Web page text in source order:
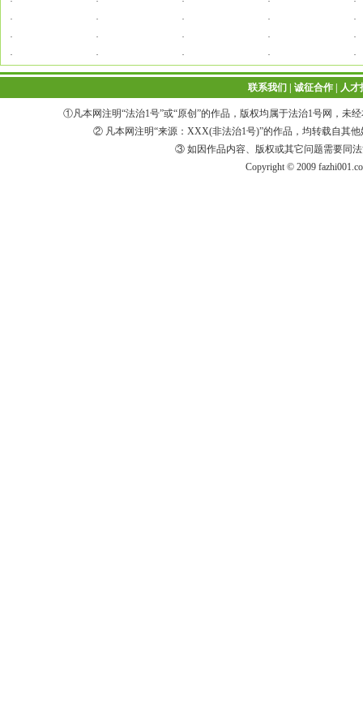
·
· · ·
·
·
· · ·
·
·
· · · ·
联系我们 诚征合作 人才
①凡本网注明“法治1号”或“原创”的作品，版权均属于法治1号网，未
② 凡本网注明“来源：XXX(非法治1号)”的作品，均转载自其
③ 如因作品内容、版权或其它问题需要同
Copyright © 2009